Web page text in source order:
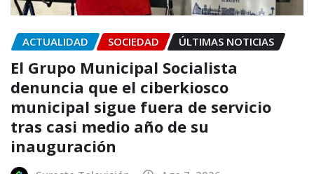
ACTUALIDAD SOCIEDAD ÚLTIMAS NOTICIAS
El Grupo Municipal Socialista
denuncia que el ciberkiosco
municipal sigue fuera de servicio
tras casi medio año de su
inauguración